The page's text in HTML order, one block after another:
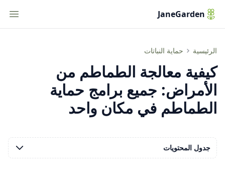
JaneGarden
الرئيسية حماية النباتات جميع برامج معالجة الطماطم من الأمراض في مكان واحد
كيفية معالجة الطماطم من
الأمراض: جميع برامج حماية
الطماطم في مكان واحد
جدول المحتويات